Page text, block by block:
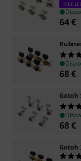
64€
68€
Gotoh
68€
Gotoh